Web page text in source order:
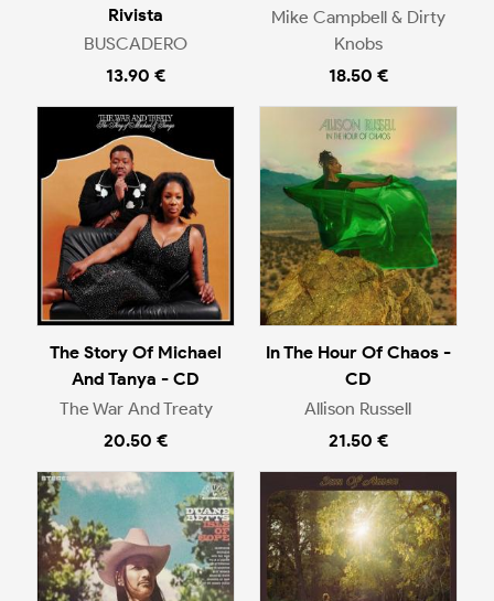
Rivista
BUSCADERO
13.90 €
Mike Campbell & Dirty
Knobs
18.50 €
The Story Of Michael
And Tanya - CD
The War And Treaty
20.50 €
In The Hour Of Chaos -
CD
Allison Russell
21.50 €